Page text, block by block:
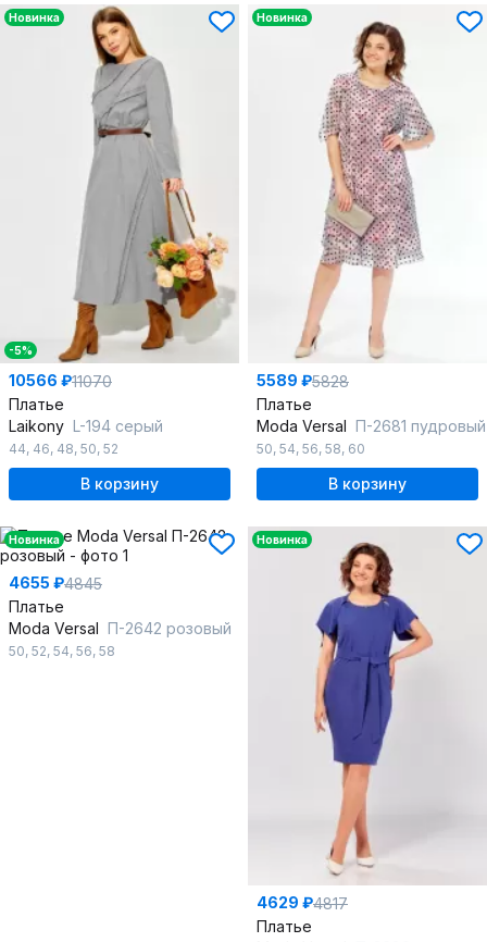
Новинка
-5%
10566 ₽11070
Платье
Laikony L-194 серый
44, 46, 48, 50, 52
В корзину
Новинка
5589 ₽5828
Платье
Moda Versal П-2681 пудровый
50, 54, 56, 58, 60
В корзину
Новинка
4655 ₽4845
Платье
Moda Versal П-2642 розовый
50, 52, 54, 56, 58
Новинка
4629 ₽4817
Платье